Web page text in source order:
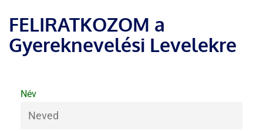
FELIRATKOZOM a
Gyereknevelési Levelekre
Név